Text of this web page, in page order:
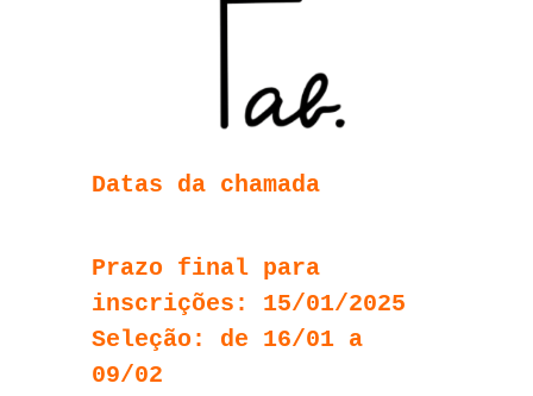
Datas da chamada
Prazo final para
inscrições: 15/01/2025
Seleção: de 16/01 a
09/02